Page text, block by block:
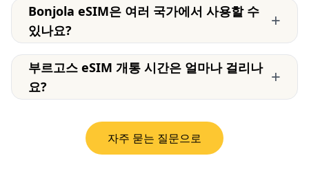
Bonjola eSIM은 여러 국가에서 사용할 수
있나요?
+
부르고스 eSIM 개통 시간은 얼마나 걸리나
요?
+
자주 묻는 질문으로